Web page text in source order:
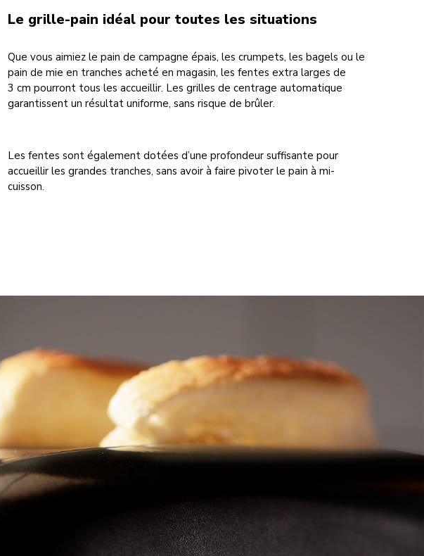
Le grille-pain idéal pour toutes les situations
Que vous aimiez le pain de campagne épais, les crumpets, les bagels ou le
pain de mie en tranches acheté en magasin, les fentes extra larges de
3 cm pourront tous les accueillir. Les grilles de centrage automatique
garantissent un résultat uniforme, sans risque de brûler.
Les fentes sont également dotées d’une profondeur suffisante pour
accueillir les grandes tranches, sans avoir à faire pivoter le pain à mi-
cuisson.